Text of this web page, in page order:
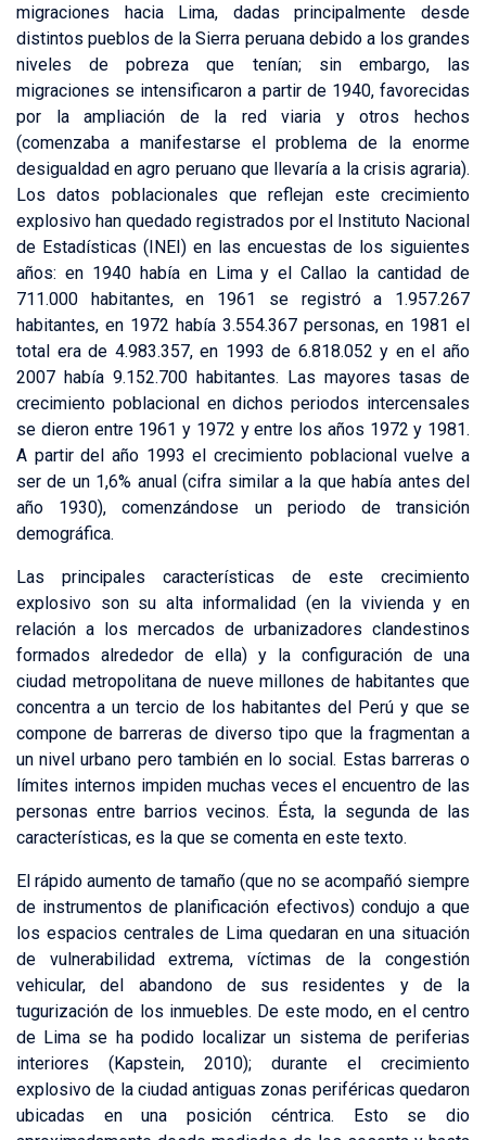
migraciones hacia Lima, dadas principalmente desde
distintos pueblos de la Sierra peruana debido a los grandes
niveles de pobreza que tenían; sin embargo, las
migraciones se intensificaron a partir de 1940, favorecidas
por la ampliación de la red viaria y otros hechos
(comenzaba a manifestarse el problema de la enorme
desigualdad en agro peruano que llevaría a la crisis agraria).
Los datos poblacionales que reflejan este crecimiento
explosivo han quedado registrados por el Instituto Nacional
de Estadísticas (INEI) en las encuestas de los siguientes
años: en 1940 había en Lima y el Callao la cantidad de
711.000 habitantes, en 1961 se registró a 1.957.267
habitantes, en 1972 había 3.554.367 personas, en 1981 el
total era de 4.983.357, en 1993 de 6.818.052 y en el año
2007 había 9.152.700 habitantes. Las mayores tasas de
crecimiento poblacional en dichos periodos intercensales
se dieron entre 1961 y 1972 y entre los años 1972 y 1981.
A partir del año 1993 el crecimiento poblacional vuelve a
ser de un 1,6% anual (cifra similar a la que había antes del
año 1930), comenzándose un periodo de transición
demográfica.
Las principales características de este crecimiento
explosivo son su alta informalidad (en la vivienda y en
relación a los mercados de urbanizadores clandestinos
formados alrededor de ella) y la configuración de una
ciudad metropolitana de nueve millones de habitantes que
concentra a un tercio de los habitantes del Perú y que se
compone de barreras de diverso tipo que la fragmentan a
un nivel urbano pero también en lo social. Estas barreras o
límites internos impiden muchas veces el encuentro de las
personas entre barrios vecinos. Ésta, la segunda de las
características, es la que se comenta en este texto.
El rápido aumento de tamaño (que no se acompañó siempre
de instrumentos de planificación efectivos) condujo a que
los espacios centrales de Lima quedaran en una situación
de vulnerabilidad extrema, víctimas de la congestión
vehicular, del abandono de sus residentes y de la
tugurización de los inmuebles. De este modo, en el centro
de Lima se ha podido localizar un sistema de periferias
interiores (Kapstein, 2010); durante el crecimiento
explosivo de la ciudad antiguas zonas periféricas quedaron
ubicadas en una posición céntrica. Esto se dio